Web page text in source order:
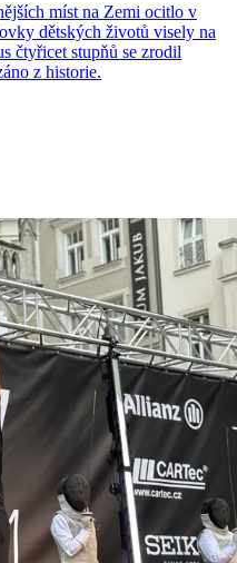
míst na Zemi ocitlo v
dětských životů visely na
čtyřicet stupňů se zrodil
z historie.